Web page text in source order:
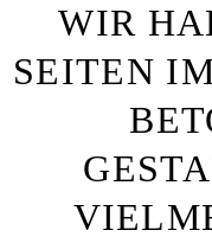
WIR
SEITEN